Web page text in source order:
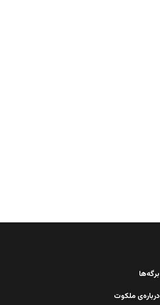
برگه‌ها
درباره‌ی ملکوت